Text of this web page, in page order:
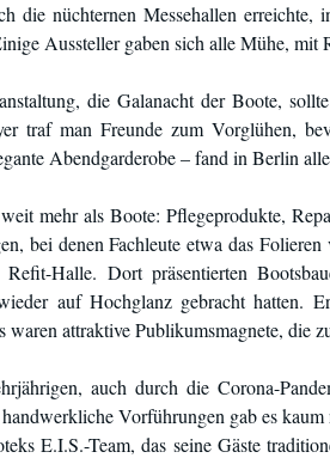
die nüchternen Messehallen
Aussteller gaben sich alle Mühe,
die Galanacht der Boote,
traf man Freunde zum Vorglühen,
Abendgarderobe – fand in Berlin
mehr als Boote: Pflegeprodukte,
bei denen Fachleute etwa das
Halle. Dort präsentierten
auf Hochglanz gebracht hatten.
waren attraktive Publikumsmagnete, die
auch durch die Corona-
Vorführungen gab es
E.I.S.-Team, das seine Gäste